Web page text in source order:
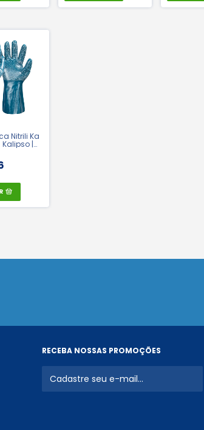
Nitrili Ka
|
RECEBA NOSSAS PROMOÇÕES